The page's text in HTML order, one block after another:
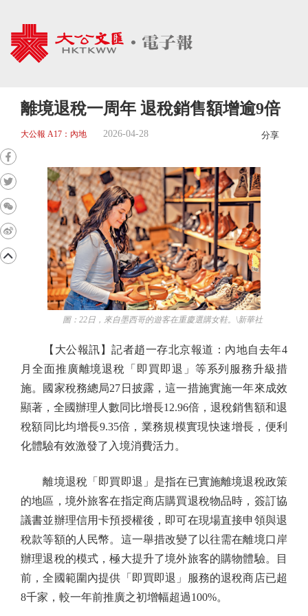
離境退稅一周年 退稅銷售額增逾9倍
大公報 A17：內地 2026-04-28 分享
圖：22日，來自墨西哥的遊客在重慶選購女鞋。\新華社
【大公報訊】記者趙一存北京報道：內地自去年4
月全面推廣離境退稅「即買即退」等系列服務升級措
施。國家稅務總局27日披露，這一措施實施一年來成效
顯著，全國辦理人數同比增長12.96倍，退稅銷售額和退
稅額同比均增長9.35倍，業務規模實現快速增長，便利
化體驗有效激發了入境消費活力。
離境退稅「即買即退」是指在已實施離境退稅政策
的地區，境外旅客在指定商店購買退稅物品時，簽訂協
議書並辦理信用卡預授權後，即可在現場直接申領與退
稅款等額的人民幣。這一舉措改變了以往需在離境口岸
辦理退稅的模式，極大提升了境外旅客的購物體驗。目
前，全國範圍內提供「即買即退」服務的退稅商店已超
8千家，較一年前推廣之初增幅超過100%。